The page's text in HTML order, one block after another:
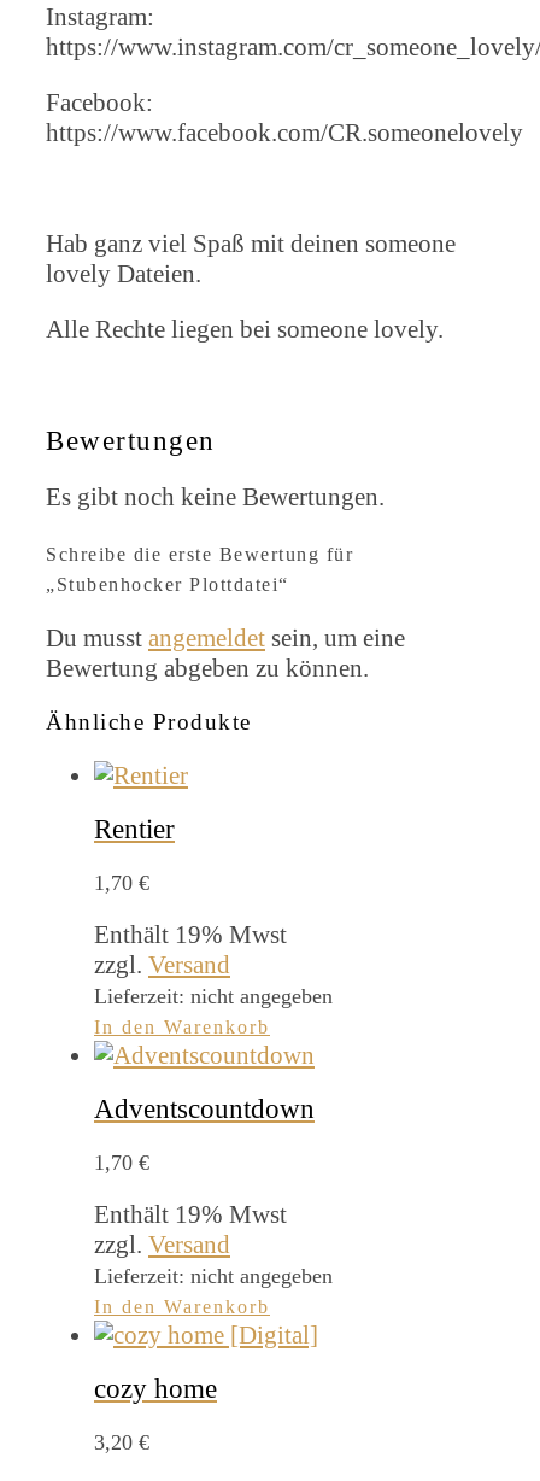
Instagram:
https://www.instagram.com/
Facebook:
https://www.facebook.com/CR.someonelovely
Hab ganz viel Spaß mit deinen someone
lovely Dateien.
Alle Rechte liegen bei someone lovely.
Bewertungen
Es gibt noch keine Bewertungen.
Schreibe die erste Bewertung für
„Stubenhocker Plottdatei“
Du musst angemeldet sein, um eine
Bewertung abgeben zu können.
Ähnliche Produkte
Rentier
1,70 €
Enthält 19% Mwst
zzgl. Versand
Lieferzeit: nicht angegeben
In den Warenkorb
Adventscountdown
1,70 €
Enthält 19% Mwst
zzgl. Versand
Lieferzeit: nicht angegeben
In den Warenkorb
cozy home
3,20 €